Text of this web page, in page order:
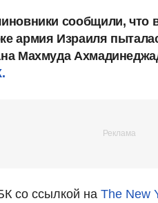
сообщили, что
армия Израиля
Махмуда
со ссылкой на The New